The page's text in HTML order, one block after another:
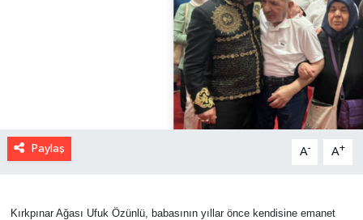
Paylaş A- A+
Kırkpınar Ağası Ufuk Özünlü, babasının yıllar önce kendisine emanet